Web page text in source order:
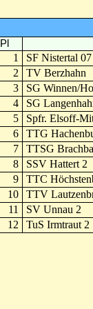
Pl
1
SF Nistertal
2
TV Berzhahn
3
SG Winnen/
4
SG
5
Spfr. Elsoff-
6
TTG
7
TTSG
8
SSV Hattert 2
9
TTC
10
TTV
11
SV Unnau 2
12
TuS Irmtraut 2